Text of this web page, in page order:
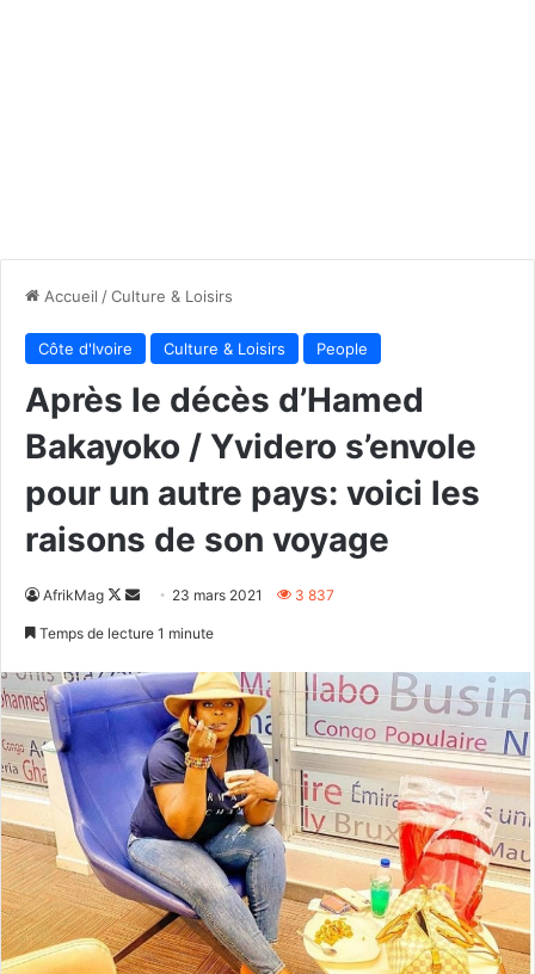
Accueil /Culture & Loisirs
Côte d'Ivoire Culture & Loisirs People
Après le décès d’Hamed
Bakayoko / Yvidero s’envole
pour un autre pays: voici les
raisons de son voyage
AfrikMag
Follow
Envoyer23 mars 2021 3 837
Temps de lecture 1 minute